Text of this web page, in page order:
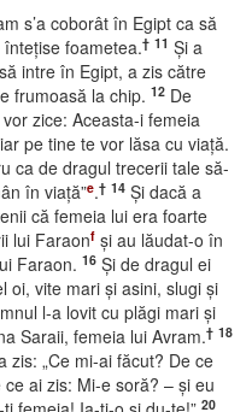
s’a coborât în Egipt ca să
înteţise foametea.† 11 Şi a
intre în Egipt, a zis către
frumoasă la chip. 12 De
zice: Aceasta-i femeia
pe tine te vor lăsa cu viaţă.
ca de dragul trecerii tale să-
în viaţă”e.† 14 Şi dacă a
că femeia lui era foarte
lui Faraonf şi au lăudat-o în
Faraon. 16 Şi de dragul ei
oi, vite mari şi asini, slugi şi
l-a lovit cu plăgi mari şi
Saraii, femeia lui Avram.† 18
zis: „Ce mi-ai făcut? De ce
ce ai zis: Mi-e soră? – şi eu
20